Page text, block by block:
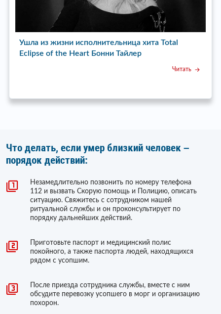
Ушел из жизни режиссер сериала «Пока
спит» Бата Недич
Читать
Что делать, если умер близкий человек –
порядок действий:
Незамедлительно позвонить по номеру телефона
112 и вызвать Скорую помощь и Полицию, описать
ситуацию. Свяжитесь с сотрудником нашей
ритуальной службы и он проконсультирует по
порядку дальнейших действий.
Приготовьте паспорт и медицинский полис
покойного, а также паспорта людей, находящихся
рядом с усопшим.
После приезда сотрудника службы, вместе с ним
обсудите перевозку усопшего в морг и организацию
похорон.